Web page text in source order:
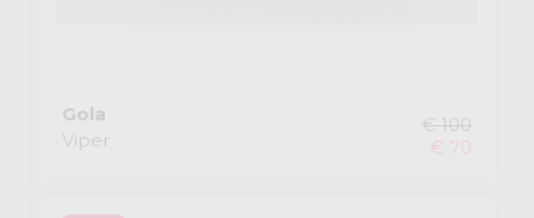
Gola
Viper
€ 100
€ 70